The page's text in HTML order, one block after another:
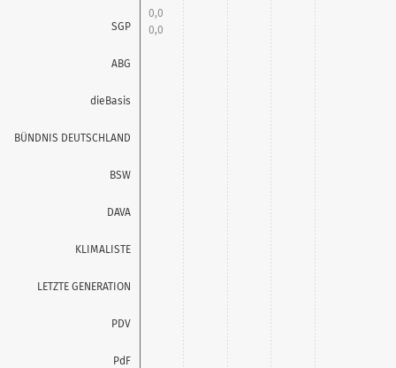
SGP
ABG
dieBasis
BÜNDNIS DEUTSCHLAND
BSW
DAVA
KLIMALISTE
LETZTE GENERATION
PDV
PdF
0,0
0,0